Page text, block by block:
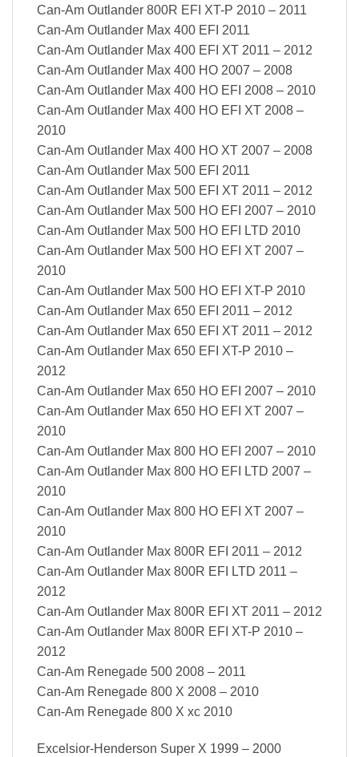
Can-Am Outlander 800R EFI XT-P 2010 – 2011
Can-Am Outlander Max 400 EFI 2011
Can-Am Outlander Max 400 EFI XT 2011 – 2012
Can-Am Outlander Max 400 HO 2007 – 2008
Can-Am Outlander Max 400 HO EFI 2008 – 2010
Can-Am Outlander Max 400 HO EFI XT 2008 –
2010
Can-Am Outlander Max 400 HO XT 2007 – 2008
Can-Am Outlander Max 500 EFI 2011
Can-Am Outlander Max 500 EFI XT 2011 – 2012
Can-Am Outlander Max 500 HO EFI 2007 – 2010
Can-Am Outlander Max 500 HO EFI LTD 2010
Can-Am Outlander Max 500 HO EFI XT 2007 –
2010
Can-Am Outlander Max 500 HO EFI XT-P 2010
Can-Am Outlander Max 650 EFI 2011 – 2012
Can-Am Outlander Max 650 EFI XT 2011 – 2012
Can-Am Outlander Max 650 EFI XT-P 2010 –
2012
Can-Am Outlander Max 650 HO EFI 2007 – 2010
Can-Am Outlander Max 650 HO EFI XT 2007 –
2010
Can-Am Outlander Max 800 HO EFI 2007 – 2010
Can-Am Outlander Max 800 HO EFI LTD 2007 –
2010
Can-Am Outlander Max 800 HO EFI XT 2007 –
2010
Can-Am Outlander Max 800R EFI 2011 – 2012
Can-Am Outlander Max 800R EFI LTD 2011 –
2012
Can-Am Outlander Max 800R EFI XT 2011 – 2012
Can-Am Outlander Max 800R EFI XT-P 2010 –
2012
Can-Am Renegade 500 2008 – 2011
Can-Am Renegade 800 X 2008 – 2010
Can-Am Renegade 800 X xc 2010
Excelsior-Henderson Super X 1999 – 2000